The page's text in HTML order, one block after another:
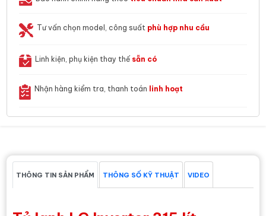
Tư vấn chọn model, công suất phù hợp nhu cầu
Linh kiện, phụ kiện thay thế sẵn có
Nhận hàng kiểm tra, thanh toán linh hoạt
THÔNG TIN SẢN PHẨM THÔNG SỐ KỸ THUẬT VIDEO